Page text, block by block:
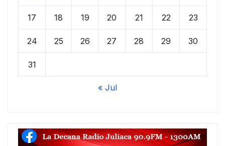
17 18 19 20 21 22 23
24 25 26 27 28 29 30
31
« Jul